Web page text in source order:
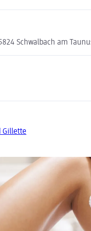
Schwalbach am
Gillette